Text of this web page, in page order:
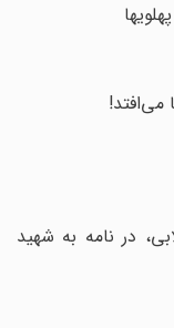
در نامه به شهید